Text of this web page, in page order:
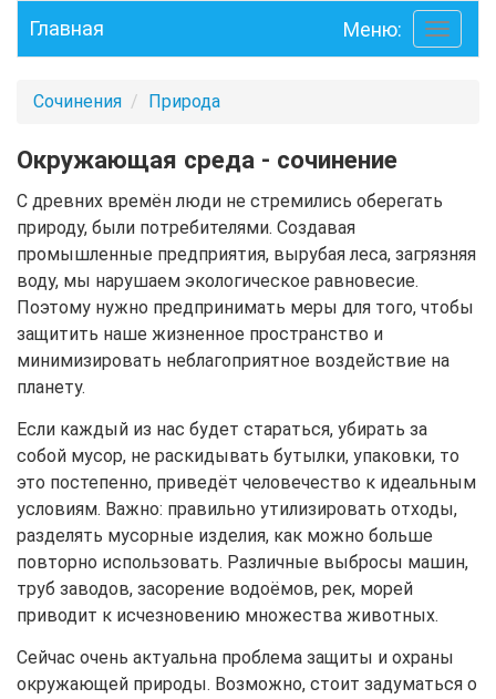
Toggle
Главная Меню:
Сочинения Природа
Окружающая среда - сочинение
С древних времён люди не стремились оберегать
природу, были потребителями. Создавая
промышленные предприятия, вырубая леса, загрязняя
воду, мы нарушаем экологическое равновесие.
Поэтому нужно предпринимать меры для того, чтобы
защитить наше жизненное пространство и
минимизировать неблагоприятное воздействие на
планету.
Если каждый из нас будет стараться, убирать за
собой мусор, не раскидывать бутылки, упаковки, то
это постепенно, приведёт человечество к идеальным
условиям. Важно: правильно утилизировать отходы,
разделять мусорные изделия, как можно больше
повторно использовать. Различные выбросы машин,
труб заводов, засорение водоёмов, рек, морей
приводит к исчезновению множества животных.
Сейчас очень актуальна проблема защиты и охраны
окружающей природы. Возможно, стоит задуматься о